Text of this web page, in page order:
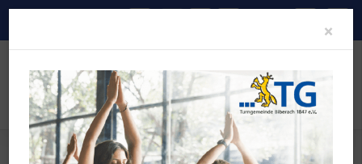
Sportangebot Sportangebote und Abteilungen Sportkegeln
×